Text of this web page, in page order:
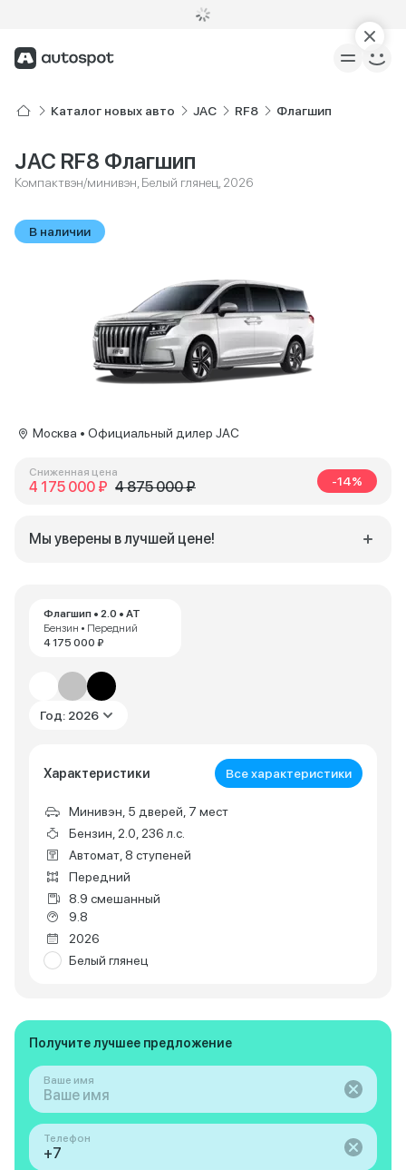
Каталог новых авто JAC RF8 Флагшип
JAC RF8 Флагшип
Компактвэн/минивэн, Белый глянец, 2026
В наличии
Флагшип • 2.0 • AT
Бензин • Передний
4 175 000 ₽
Год: 2026
Характеристики Все характеристики
Минивэн, 5 дверей, 7 мест
Бензин, 2.0, 236 л.с.
Автомат, 8 ступеней
Передний
8.9 смешанный
9.8
2026
Белый глянец
Москва • Официальный дилер JAC
Сниженная цена
4 175 000 ₽ 4 875 000 ₽ -14%
Мы уверены в лучшей цене!
Получите лучшее предложение
Ваше имя
Телефон